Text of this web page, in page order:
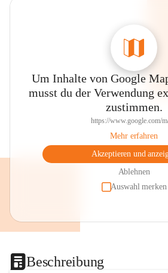
Um Inhalte von Google
musst du der Verwendung
zustimmen.
https://www.google.com/
Mehr erfahren
Akzeptieren und
Ablehnen
Auswahl merken
Beschreibung